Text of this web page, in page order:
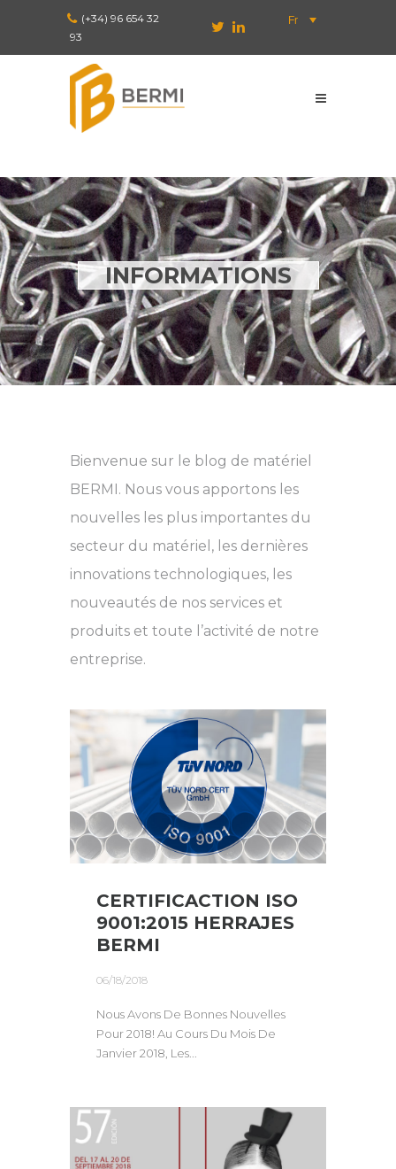
(+34) 96 654 32
93
Fr
INFORMATIONS
Bienvenue sur le blog de matériel
BERMI. Nous vous apportons les
nouvelles les plus importantes du
secteur du matériel, les dernières
innovations technologiques, les
nouveautés de nos services et
produits et toute l’activité de notre
entreprise.
CERTIFICACTION ISO
9001:2015 HERRAJES
BERMI
06/18/2018
Nous Avons De Bonnes Nouvelles
Pour 2018! Au Cours Du Mois De
Janvier 2018, Les...